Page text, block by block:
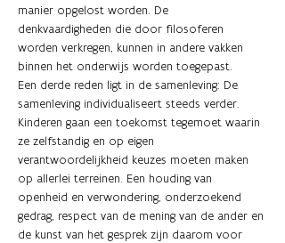
manier opgelost worden. De
denkvaardigheden die door filosoferen
worden verkregen, kunnen in andere vakken
binnen het onderwijs worden toegepast.
Een derde reden ligt in de samenleving: De
samenleving individualiseert steeds verder.
Kinderen gaan een toekomst tegemoet waarin
ze zelfstandig en op eigen
verantwoordelijkheid keuzes moeten maken
op allerlei terreinen. Een houding van
openheid en verwondering, onderzoekend
gedrag, respect van de mening van de ander en
de kunst van het gesprek zijn daarom voor